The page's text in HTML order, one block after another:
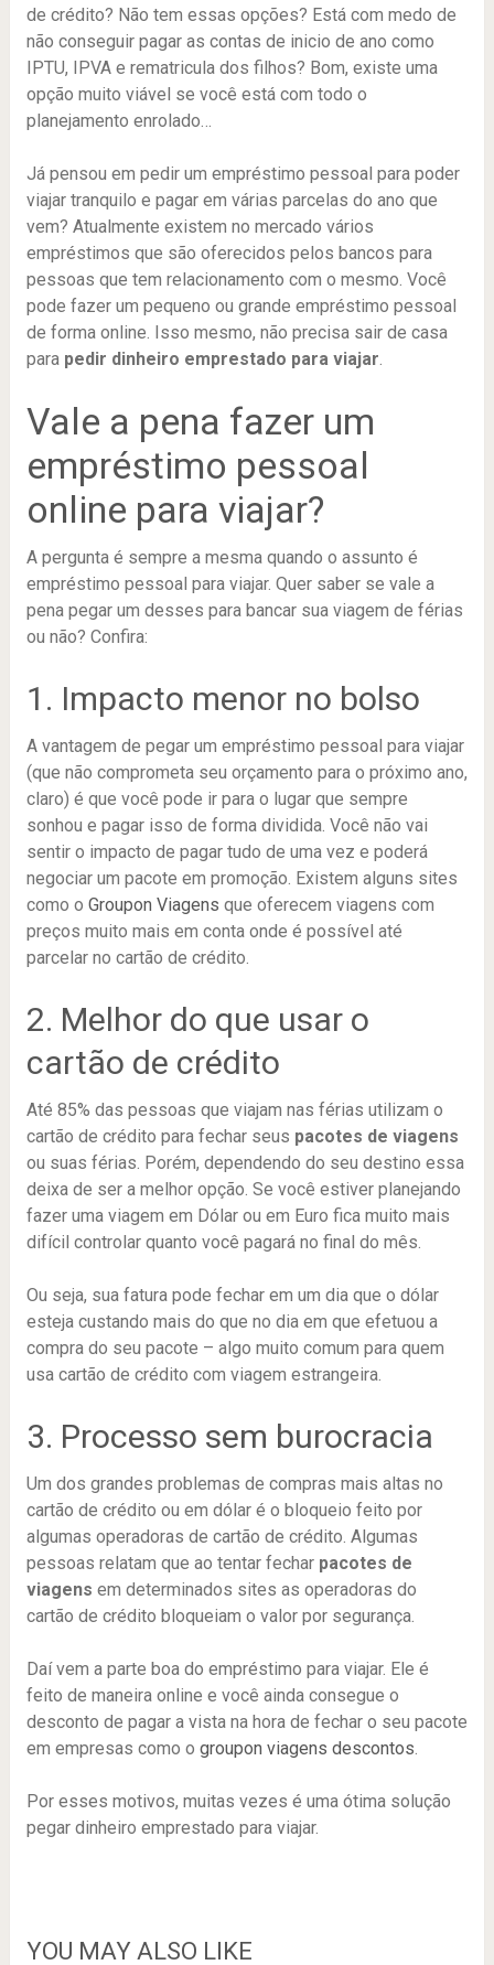
de crédito? Não tem essas opções? Está com medo de
não conseguir pagar as contas de inicio de ano como
IPTU, IPVA e rematricula dos filhos? Bom, existe uma
opção muito viável se você está com todo o
planejamento enrolado…
Já pensou em pedir um empréstimo pessoal para poder
viajar tranquilo e pagar em várias parcelas do ano que
vem? Atualmente existem no mercado vários
empréstimos que são oferecidos pelos bancos para
pessoas que tem relacionamento com o mesmo. Você
pode fazer um pequeno ou grande empréstimo pessoal
de forma online. Isso mesmo, não precisa sair de casa
para pedir dinheiro emprestado para viajar.
Vale a pena fazer um
empréstimo pessoal
online para viajar?
A pergunta é sempre a mesma quando o assunto é
empréstimo pessoal para viajar. Quer saber se vale a
pena pegar um desses para bancar sua viagem de férias
ou não? Confira:
1. Impacto menor no bolso
A vantagem de pegar um empréstimo pessoal para viajar
(que não comprometa seu orçamento para o próximo ano,
claro) é que você pode ir para o lugar que sempre
sonhou e pagar isso de forma dividida. Você não vai
sentir o impacto de pagar tudo de uma vez e poderá
negociar um pacote em promoção. Existem alguns sites
como o Groupon Viagens que oferecem viagens com
preços muito mais em conta onde é possível até
parcelar no cartão de crédito.
2. Melhor do que usar o
cartão de crédito
Até 85% das pessoas que viajam nas férias utilizam o
cartão de crédito para fechar seus pacotes de viagens
ou suas férias. Porém, dependendo do seu destino essa
deixa de ser a melhor opção. Se você estiver planejando
fazer uma viagem em Dólar ou em Euro fica muito mais
difícil controlar quanto você pagará no final do mês.
Ou seja, sua fatura pode fechar em um dia que o dólar
esteja custando mais do que no dia em que efetuou a
compra do seu pacote – algo muito comum para quem
usa cartão de crédito com viagem estrangeira.
3. Processo sem burocracia
Um dos grandes problemas de compras mais altas no
cartão de crédito ou em dólar é o bloqueio feito por
algumas operadoras de cartão de crédito. Algumas
pessoas relatam que ao tentar fechar pacotes de
viagens em determinados sites as operadoras do
cartão de crédito bloqueiam o valor por segurança.
Daí vem a parte boa do empréstimo para viajar. Ele é
feito de maneira online e você ainda consegue o
desconto de pagar a vista na hora de fechar o seu pacote
em empresas como o groupon viagens descontos.
Por esses motivos, muitas vezes é uma ótima solução
pegar dinheiro emprestado para viajar.
YOU MAY ALSO LIKE